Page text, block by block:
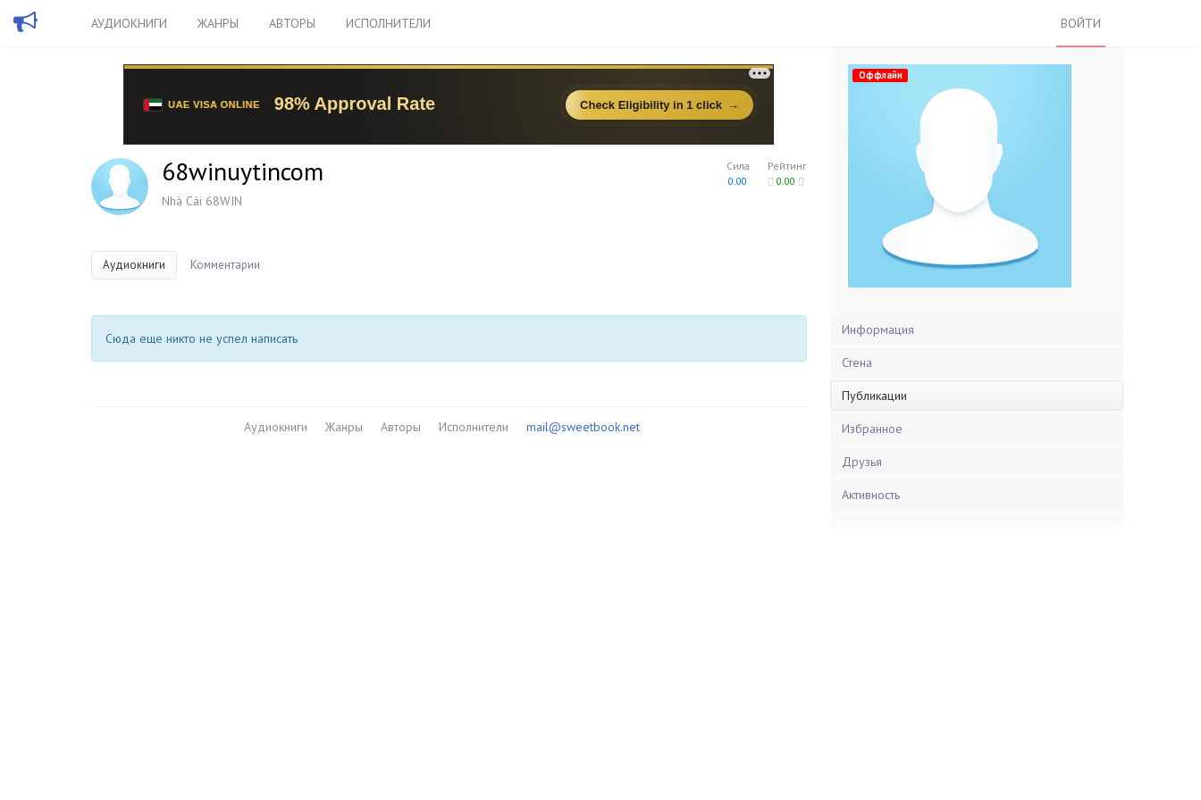
АУДИОКНИГИ ЖАНРЫ АВТОРЫ ИСПОЛНИТЕЛИ ВОЙТИ
Рейтинг
0.00
Сила
0.00
68winuytincom
Nhà Cái 68WIN
Аудиокниги Комментарии
Сюда еще никто не успел написать
Аудиокниги Жанры Авторы Исполнители mail@sweetbook.net
Оффлайн
Информация
Стена
Публикации
Избранное
Друзья
Активность